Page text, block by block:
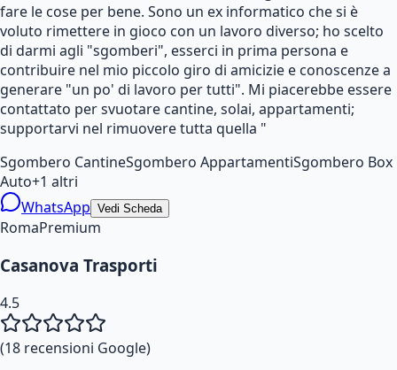
fare le cose per bene. Sono un ex informatico che si è
voluto rimettere in gioco con un lavoro diverso; ho scelto
di darmi agli "sgomberi", esserci in prima persona e
contribuire nel mio piccolo giro di amicizie e conoscenze a
generare "un po' di lavoro per tutti". Mi piacerebbe essere
contattato per svuotare cantine, solai, appartamenti;
supportarvi nel rimuovere tutta quella "
Sgombero CantineSgombero AppartamentiSgombero Box
Auto+1 altri
WhatsApp Vedi Scheda
RomaPremium
Casanova Trasporti
4.5
(18 recensioni Google)